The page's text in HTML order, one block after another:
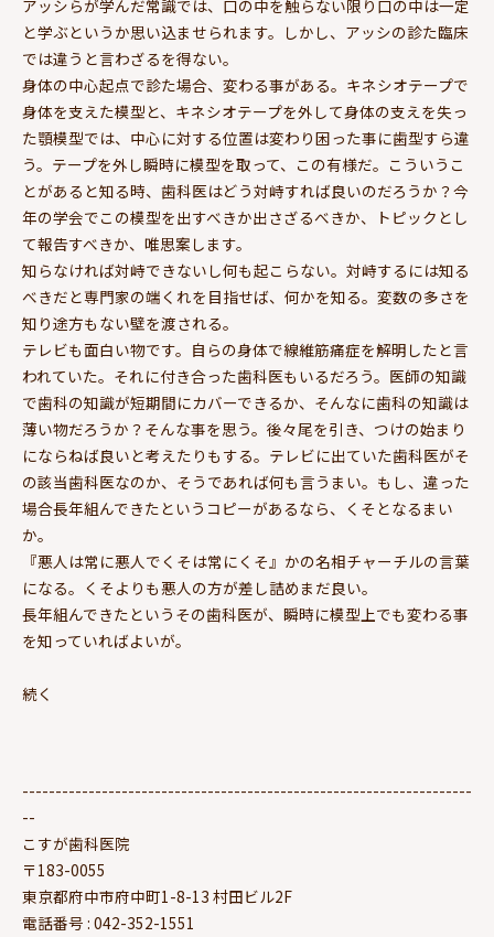
アッシらが学んだ常識では、口の中を触らない限り口の中は一定
と学ぶというか思い込ませられます。しかし、アッシの診た臨床
では違うと言わざるを得ない。
身体の中心起点で診た場合、変わる事がある。キネシオテープで
身体を支えた模型と、キネシオテープを外して身体の支えを失っ
た顎模型では、中心に対する位置は変わり困った事に歯型すら違
う。テープを外し瞬時に模型を取って、この有様だ。こういうこ
とがあると知る時、歯科医はどう対峙すれば良いのだろうか？今
年の学会でこの模型を出すべきか出さざるべきか、トピックとし
て報告すべきか、唯思案します。
知らなければ対峙できないし何も起こらない。対峙するには知る
べきだと専門家の端くれを目指せば、何かを知る。変数の多さを
知り途方もない壁を渡される。
テレビも面白い物です。自らの身体で線維筋痛症を解明したと言
われていた。それに付き合った歯科医もいるだろう。医師の知識
で歯科の知識が短期間にカバーできるか、そんなに歯科の知識は
薄い物だろうか？そんな事を思う。後々尾を引き、つけの始まり
にならねば良いと考えたりもする。テレビに出ていた歯科医がそ
の該当歯科医なのか、そうであれば何も言うまい。もし、違った
場合長年組んできたというコピーがあるなら、くそとなるまい
か。
『悪人は常に悪人でくそは常にくそ』かの名相チャーチルの言葉
になる。くそよりも悪人の方が差し詰めまだ良い。
長年組んできたというその歯科医が、瞬時に模型上でも変わる事
を知っていればよいが。
続く
--------------------------------------------------------------------
--
こすが歯科医院
〒183-0055
東京都府中市府中町1-8-13 村田ビル2F
電話番号 : 042-352-1551